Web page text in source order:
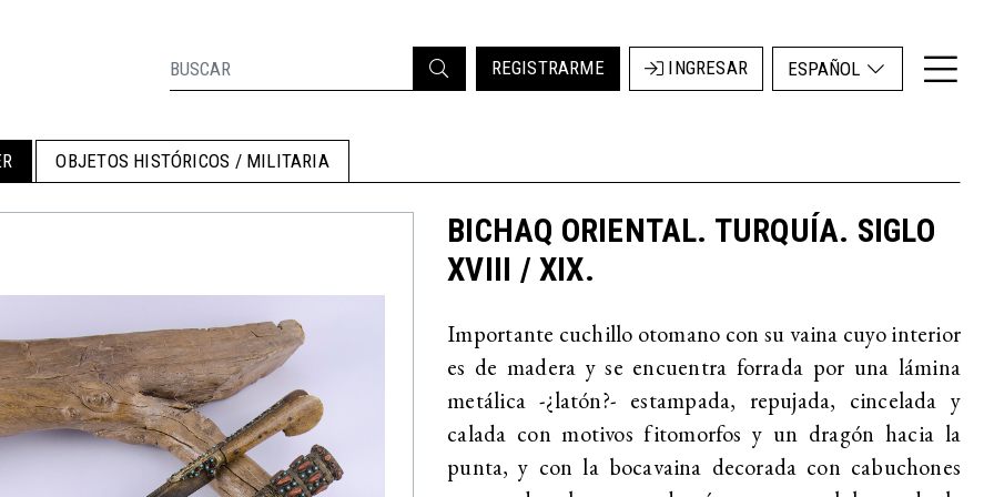
REGISTRARME INGRESAR ESPAÑOL
OBJETOS HISTÓRICOS / MILITARIA
BICHAQ ORIENTAL. TURQUÍA. SIGLO
XVIII / XIX.
Importante cuchillo otomano con su vaina cuyo interior
es de madera y se encuentra forrada por una lámina
metálica -¿latón?- estampada, repujada, cincelada y
calada con motivos fitomorfos y un dragón hacia la
punta, y con la bocavaina decorada con cabuchones